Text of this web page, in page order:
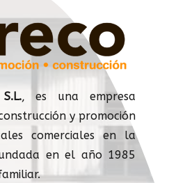
, es una empresa
y promoción
comerciales en la
en el año 1985